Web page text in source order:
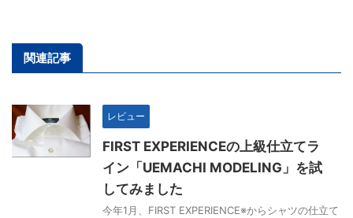
関連記事
レビュー
FIRST EXPERIENCEの上級仕立てラ
イン「UEMACHI MODELING」を試
してみました
今年1月、FIRST EXPERIENCE※からシャツの仕立て